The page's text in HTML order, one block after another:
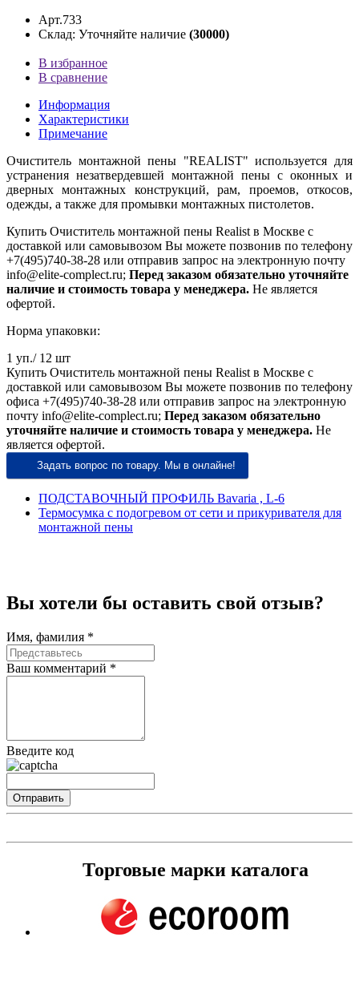
Арт.733
Склад: Уточняйте наличие (30000)
В избранное
В сравнение
Информация
Характеристики
Примечание
Очиститель монтажной пены "REALIST" используется для
устранения незатвердевшей монтажной пены с оконных и
дверных монтажных конструкций, рам, проемов, откосов,
одежды, а также для промывки монтажных пистолетов.
Купить Очиститель монтажной пены Realist в Москве с
доставкой или самовывозом Вы можете позвонив по телефону
+7(495)740-38-28 или отправив запрос на электронную почту
info@elite-complect.ru; Перед заказом обязательно уточняйте
наличие и стоимость товара у менеджера. Не является
офертой.
Норма упаковки:
1 уп./ 12 шт
Купить Очиститель монтажной пены Realist в Москве с
доставкой или самовывозом Вы можете позвонив по телефону
офиса +7(495)740-38-28 или отправив запрос на электронную
почту info@elite-complect.ru; Перед заказом обязательно
уточняйте наличие и стоимость товара у менеджера. Не
является офертой.
Задать вопрос по товару. Мы в онлайне!
ПОДСТАВОЧНЫЙ ПРОФИЛЬ Bavaria , L-6
Термосумка с подогревом от сети и прикуривателя для
монтажной пены
Вы хотели бы оставить свой отзыв?
Имя, фамилия *
Ваш комментарий *
Введите код
Торговые марки каталога